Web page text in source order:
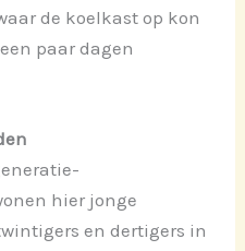
de koelkast op kon
paar dagen
hier jonge
en dertigers in